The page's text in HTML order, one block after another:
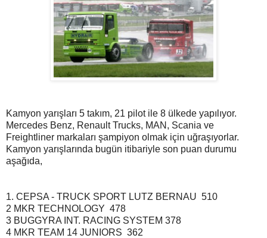
Kamyon yarışları 5 takım, 21 pilot ile 8 ülkede yapılıyor.
Mercedes Benz, Renault Trucks, MAN, Scania ve
Freightliner markaları şampiyon olmak için uğraşıyorlar.
Kamyon yarışlarında bugün itibariyle son puan durumu
aşağıda,
1. CEPSA - TRUCK SPORT LUTZ BERNAU 510
2 MKR TECHNOLOGY 478
3 BUGGYRA INT. RACING SYSTEM 378
4 MKR TEAM 14 JUNIORS 362